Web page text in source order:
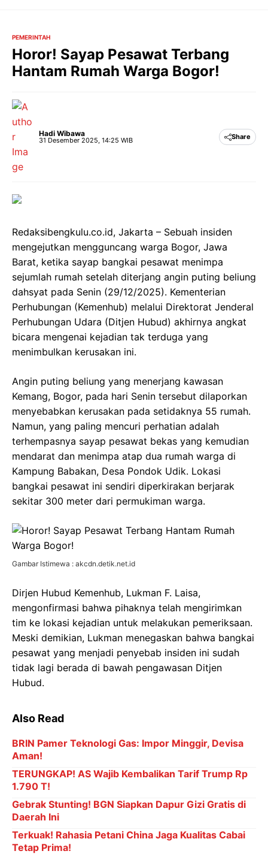
PEMERINTAH
Horor! Sayap Pesawat Terbang
Hantam Rumah Warga Bogor!
Hadi Wibawa
31 Desember 2025, 14:25 WIB Share
Redaksibengkulu.co.id, Jakarta – Sebuah insiden
mengejutkan mengguncang warga Bogor, Jawa
Barat, ketika sayap bangkai pesawat menimpa
sejumlah rumah setelah diterjang angin puting beliung
dahsyat pada Senin (29/12/2025). Kementerian
Perhubungan (Kemenhub) melalui Direktorat Jenderal
Perhubungan Udara (Ditjen Hubud) akhirnya angkat
bicara mengenai kejadian tak terduga yang
menimbulkan kerusakan ini.
Angin puting beliung yang menerjang kawasan
Kemang, Bogor, pada hari Senin tersebut dilaporkan
menyebabkan kerusakan pada setidaknya 55 rumah.
Namun, yang paling mencuri perhatian adalah
terhempasnya sayap pesawat bekas yang kemudian
mendarat dan menimpa atap dua rumah warga di
Kampung Babakan, Desa Pondok Udik. Lokasi
bangkai pesawat ini sendiri diperkirakan berjarak
sekitar 300 meter dari permukiman warga.
Gambar Istimewa : akcdn.detik.net.id
Dirjen Hubud Kemenhub, Lukman F. Laisa,
mengonfirmasi bahwa pihaknya telah mengirimkan
tim ke lokasi kejadian untuk melakukan pemeriksaan.
Meski demikian, Lukman menegaskan bahwa bangkai
pesawat yang menjadi penyebab insiden ini sudah
tidak lagi berada di bawah pengawasan Ditjen
Hubud.
Also Read
BRIN Pamer Teknologi Gas: Impor Minggir, Devisa
Aman!
TERUNGKAP! AS Wajib Kembalikan Tarif Trump Rp
1.790 T!
Gebrak Stunting! BGN Siapkan Dapur Gizi Gratis di
Daerah Ini
Terkuak! Rahasia Petani China Jaga Kualitas Cabai
Tetap Prima!